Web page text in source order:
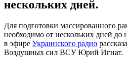
нескольких дней.
Для подготовки массированного
необходимо от нескольких дней до
в эфире Украинского радио
Воздушных сил ВСУ Юрий Игнат.